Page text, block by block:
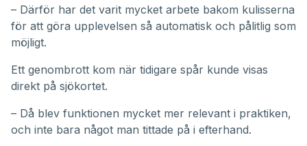
– Därför har det varit mycket arbete bakom kulisserna
för att göra upplevelsen så automatisk och pålitlig som
möjligt.
Ett genombrott kom när tidigare spår kunde visas
direkt på sjökortet.
– Då blev funktionen mycket mer relevant i praktiken,
och inte bara något man tittade på i efterhand.